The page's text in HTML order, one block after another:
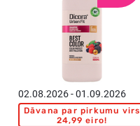
02.08.2026 - 01.09.2026
Dāvana par pirkumu virs
24,99 eiro!